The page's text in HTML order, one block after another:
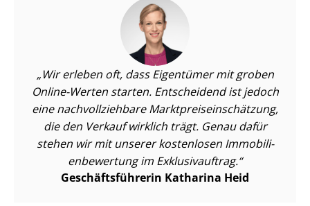
Wir erleben oft, dass Eigentümer mit groben
Online-Werten starten. Entscheidend ist jedoch
eine nach­voll­zieh­ba­re Markt­preis­ein­schät­zung,
die den Verkauf wirklich trägt. Genau dafür
stehen wir mit unserer kostenlosen Im­mo­bi­li­
en­be­wer­tung im Exklusivauftrag.
Ge­schäfts­füh­re­rin Katharina Heid